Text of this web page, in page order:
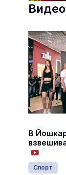
II»
В
Спорт